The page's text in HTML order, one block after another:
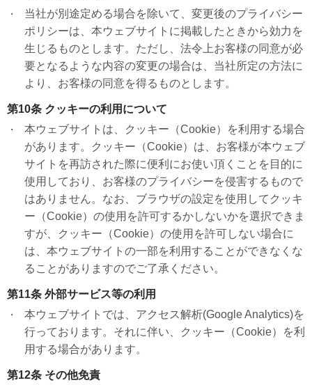
当社が別途定める場合を除いて、変更後のプライバシー
ポリシーは、本ウェブサイトに掲載したときから効力を
生じるものとします。ただし、法令上お客様の同意が必
要となるような内容の変更の場合は、当社所定の方法に
より、お客様の同意を得るものとします。
第10条 クッキーの利用について
本ウェブサイトは、クッキー（Cookie）を利用する場合
があります。クッキー（Cookie）は、お客様が本ウェブ
サイトを再訪された際に便利にお使い頂くことを目的に
使用しており、お客様のプライバシーを侵害するもので
はありません。なお、ブラウザの設定を使用してクッキ
ー（Cookie）の使用を許可するかしないかを選択できま
すが、クッキー（Cookie）の使用を許可しない場合に
は、本ウェブサイトの一部を利用することができなくな
ることがありますのでご了承ください。
第11条 外部サービス等の利用
本ウェブサイトでは、アクセス解析(Google Analytics)を
行っております。それに伴い、クッキー（Cookie）を利
用する場合があります。
第12条 その他免責